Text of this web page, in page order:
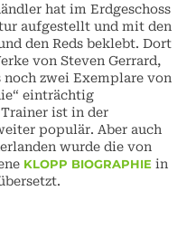
hat im Erdgeschoss
aufgestellt und mit den
den Reds beklebt. Dort
von Steven Gerrard,
zwei Exemplare von
einträchtig
Trainer ist in der
populär. Aber auch
wurde die von
KLOPP BIOGRAPHIE in